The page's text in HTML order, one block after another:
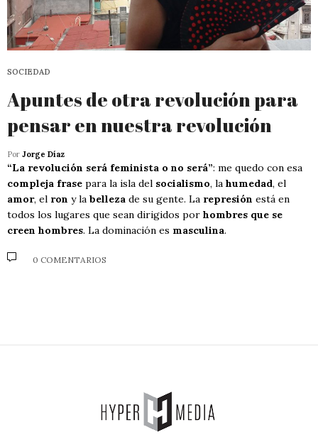
SOCIEDAD
Apuntes de otra revolución para
pensar en nuestra revolución
Por Jorge Díaz
“La revolución será feminista o no será”: me quedo con esa
compleja frase para la isla del socialismo, la humedad, el
amor, el ron y la belleza de su gente. La represión está en
todos los lugares que sean dirigidos por hombres que se
creen hombres. La dominación es masculina.
0 COMENTARIOS